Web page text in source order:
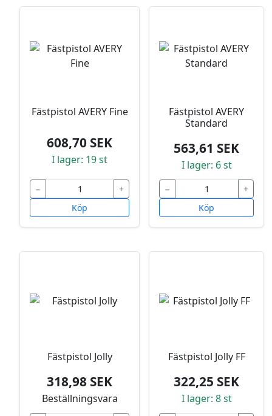
Fästpistol AVERY Fine
608,70 SEK
I lager: 19 st
−
+
Köp
Fästpistol AVERY
Standard
563,61 SEK
I lager: 6 st
−
+
Köp
Fästpistol Jolly
318,98 SEK
Beställningsvara
Fästpistol Jolly FF
322,25 SEK
I lager: 8 st